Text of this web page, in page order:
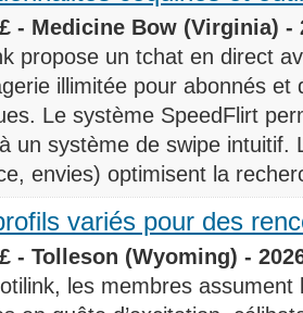
- Medicine Bow (Virginia) -
propose un tchat en direct
illimitée pour abonnés et
Le système SpeedFlirt
un système de swipe intuitif.
envies) optimisent la
variés pour des
- Tolleson (Wyoming) -
les membres